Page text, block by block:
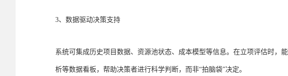
3、数据驱动决策支持
系统可集成历史项目数据、资源池状态、成本模型等信息。在立项评估时，
析等数据看板，帮助决策者进行科学判断，而非“拍脑袋”决定。